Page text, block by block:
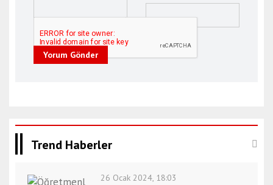
Yorum Gönder
Trend Haberler
26 Ocak 2024, 18:03